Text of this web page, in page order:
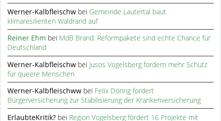
Werner-Kalbfleischw bei Gemeinde Lautertal baut
klimaresilienten Waldrand auf
Reiner Ehm bei MdB Brand: Reformpakete sind echte Chance für
Deutschland
Werner-Kalbfleischw bei Jusos Vogelsberg fordern mehr Schutz
für queere Menschen
Werner-Kalbfleischww bei Felix Döring fordert
Bürgerversicherung zur Stabilisierung der Krankenversicherung
ErlaubteKritik? bei Region Vogelsberg fördert 16 Projekte mit